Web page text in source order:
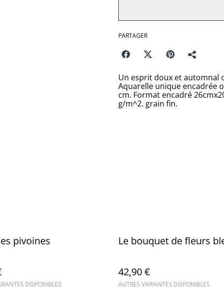
PARTAGER
Un esprit doux et automnal
Aquarelle unique encadrée
cm. Format encadré
g/m^2. grain fin.
pivoines
DISPONIBLES
Le bouquet de fleurs
42,90 €
AUTRES VARIANTES DISPONIBLES